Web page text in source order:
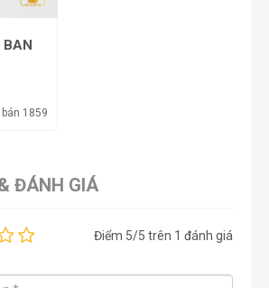
1859
ĐÁNH GIÁ
Điểm 5/5 trên 1 đánh giá